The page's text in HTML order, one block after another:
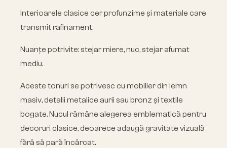
Interioarele clasice cer profunzime și materiale care
transmit rafinament.
Nuanțe potrivite: stejar miere, nuc, stejar afumat
mediu.
Aceste tonuri se potrivesc cu mobilier din lemn
masiv, detalii metalice aurii sau bronz și textile
bogate. Nucul rămâne alegerea emblematică pentru
decoruri clasice, deoarece adaugă gravitate vizuală
fără să pară încărcat.